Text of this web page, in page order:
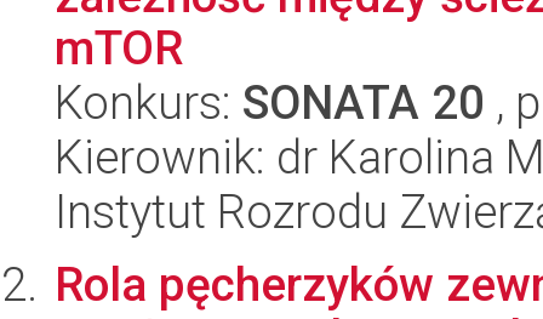
mTOR
Konkurs: SONATA 20 ,
Kierownik: dr Karolina
Instytut Rozrodu
Rola pęcherzyków